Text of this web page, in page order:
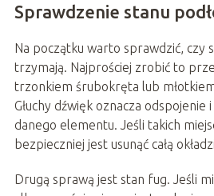
Sprawdzenie stanu
Na początku warto sprawdzić, czy
trzymają. Najprościej zrobić to
trzonkiem śrubokręta lub
Głuchy dźwięk oznacza odspojenie
danego elementu. Jeśli takich
bezpieczniej jest usunąć całą
Drugą sprawą jest stan fug. Jeśli